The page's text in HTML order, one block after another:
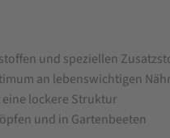
und speziellen
an lebenswichtigen
lockere Struktur
und in Gartenbeeten